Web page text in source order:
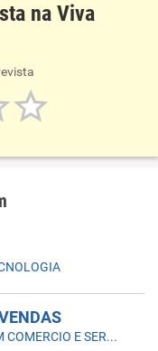
na Viva
IMAGEM TELECOM COMERCIO E SERVICOS DE TELEFONIA LTDA